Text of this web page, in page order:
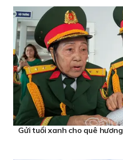
Gửi tuổi xanh cho quê hương